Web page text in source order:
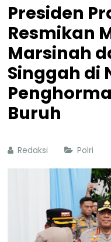
Presiden
Resmikan
Marsinah
Singgah di
Buruh
Redaksi Polri